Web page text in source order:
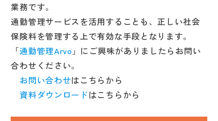
業務です。
通勤管理サービスを活用することも、正しい社会
保険料を管理する上で有効な手段となります。
「通勤管理Arvo 」にご興味がありましたらお問い
合わせください。
お問い合わせはこちらから
資料ダウンロードはこちらから